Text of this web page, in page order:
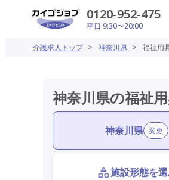
0120-952-475
平日 9:30〜20:00
介護求人トップ > 神奈川県 > 福祉用
神奈川県の福祉
神奈川県 変更
施設形態を